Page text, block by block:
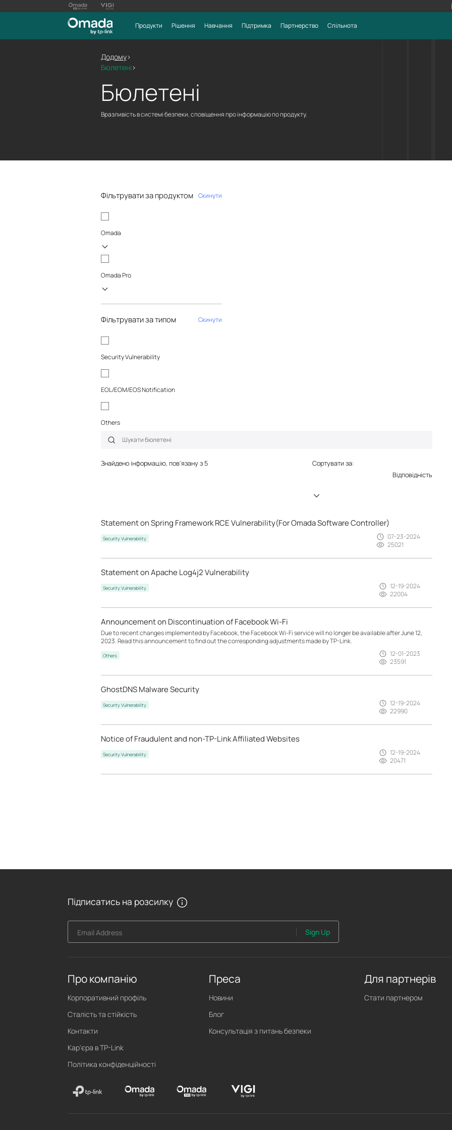
Продукти Рішення Навчання Підтримка Партнерство Спільнота
Додому>
Бюлетені >
Бюлетені
Вразливість в системі безпеки, сповіщення про інформацію по продукту.
Фільтрувати за продуктом Скинути
Omada
Omada Pro
Фільтрувати за типом Скинути
Security Vulnerability
EOL/EOM/EOS Notification
Others
Знайдено інформацію, пов'язану з 5
Сортувати за:
Відповідність
Statement on Spring Framework RCE Vulnerability(For Omada Software Controller)
Security Vulnerability
07-23-2024
25021
Statement on Apache Log4j2 Vulnerability
Security Vulnerability
12-19-2024
22004
Announcement on Discontinuation of Facebook Wi-Fi
Due to recent changes implemented by Facebook, the Facebook Wi-Fi service will no longer be available after June 12,
2023. Read this announcement to find out the corresponding adjustments made by TP-Link.
Others
12-01-2023
23591
GhostDNS Malware Security
Security Vulnerability
12-19-2024
22990
Notice of Fraudulent and non-TP-Link Affiliated Websites
Security Vulnerability
12-19-2024
20471
Підписатись на розсилку
Email Address Sign Up
Про компанію
Корпоративний профіль
Сталість та стійкість
Контакти
Кар'єра в TP-Link
Політика конфіденційності
Преса
Новини
Блог
Консультація з питань безпеки
Для партнерів
Стати партнером